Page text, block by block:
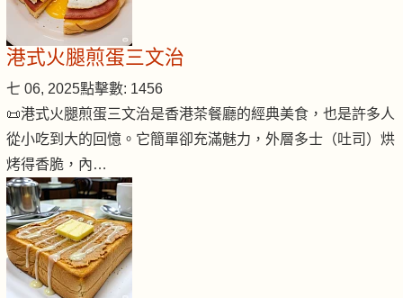
港式火腿煎蛋三文治
七 06, 2025點擊數: 1456
📜港式火腿煎蛋三文治是香港茶餐廳的經典美食，也是許多人
從小吃到大的回憶。它簡單卻充滿魅力，外層多士（吐司）烘
烤得香脆，內…